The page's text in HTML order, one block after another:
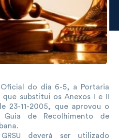
do dia 6-5, a Portaria
substitui os Anexos I e II
23-11-2005, que aprovou o
Guia de Recolhimento de
deverá ser utilizado